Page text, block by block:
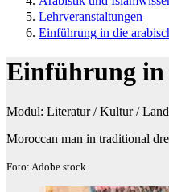
Lehrveranstaltungen
Einführung in die
Einführung
Modul: Literatur / Kultur /
Moroccan man in traditional
Foto: Adobe stock